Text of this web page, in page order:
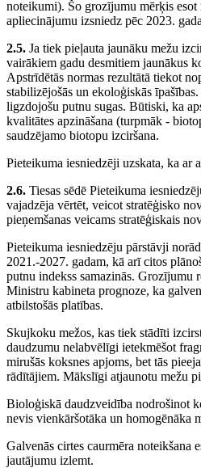
noteikumi). Šo grozījumu mērķis esot
apliecinājumu izsniedz pēc 2023.
2.5. Ja tiek pieļauta jaunāku mežu
vairākiem gadu desmitiem jaunākus
Apstrīdētās normas rezultātā tiekot
stabilizējošās un ekoloģiskās
ligzdojošu putnu sugas. Būtiski, ka
kvalitātes apzināšana (turpmāk -
saudzējamo biotopu izciršana.
Pieteikuma iesniedzēji uzskata, ka ar
2.6. Tiesas sēdē Pieteikuma
vajadzēja vērtēt, veicot stratēģisko
pieņemšanas veicams stratēģiskais
Pieteikuma iesniedzēju pārstāvji
2021.-2027. gadam, kā arī citos
putnu indekss samazinās. Grozījumu
Ministru kabineta prognoze, ka
atbilstošās platības.
Skujkoku mežos, kas tiek stādīti
daudzumu nelabvēlīgi ietekmēšot
mirušās koksnes apjoms, bet tās
rādītājiem. Mākslīgi atjaunotu mežu
Bioloģiskā daudzveidība nodrošinot
nevis vienkāršotāka un homogēnāka
Galvenās cirtes caurmēra
jautājumu izlemt.